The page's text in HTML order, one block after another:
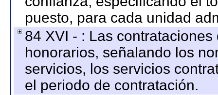
puesto, para cada unidad
84 XVI - : Las
honorarios, señalando los
servicios, los servicios
el periodo de contratación.